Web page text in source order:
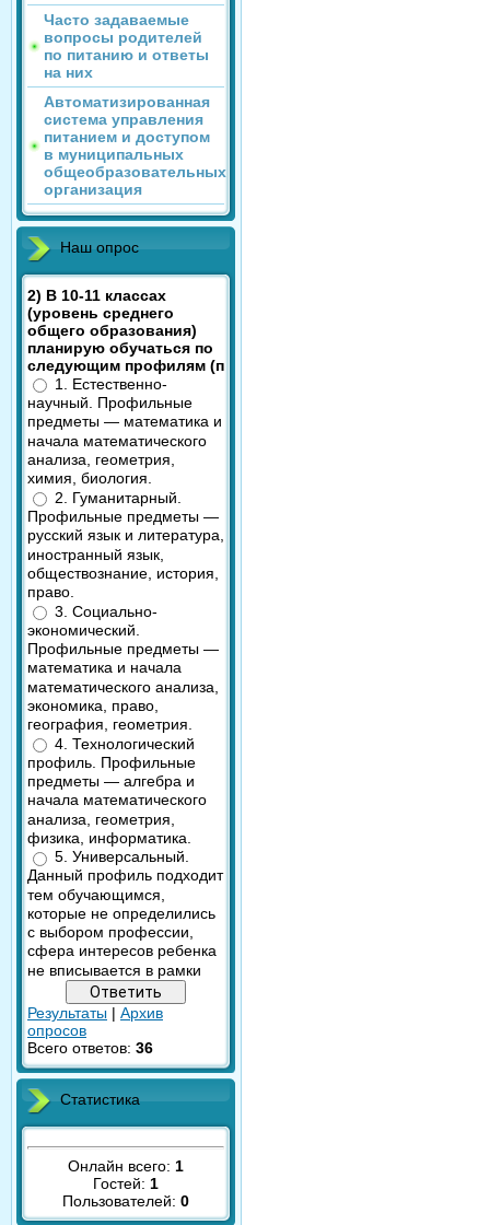
Часто задаваемые
вопросы родителей
по питанию и ответы
на них
Автоматизированная
система управления
питанием и доступом
в муниципальных
общеобразовательных
организация
Наш опрос
2) В 10-11 классах
(уровень среднего
общего образования)
планирую обучаться по
следующим профилям (п
1. Естественно-
научный. Профильные
предметы — математика и
начала математического
анализа, геометрия,
химия, биология.
2. Гуманитарный.
Профильные предметы —
русский язык и литература,
иностранный язык,
обществознание, история,
право.
3. Социально-
экономический.
Профильные предметы —
математика и начала
математического анализа,
экономика, право,
география, геометрия.
4. Технологический
профиль. Профильные
предметы — алгебра и
начала математического
анализа, геометрия,
физика, информатика.
5. Универсальный.
Данный профиль подходит
тем обучающимся,
которые не определились
с выбором профессии,
сфера интересов ребенка
не вписывается в рамки
Результаты | Архив
опросов
Всего ответов: 36
Статистика
Онлайн всего: 1
Гостей: 1
Пользователей: 0